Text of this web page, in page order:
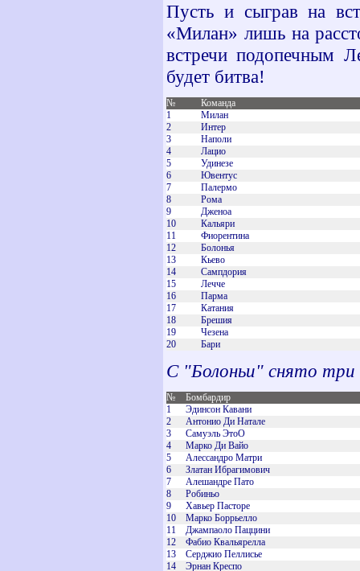
Пусть и сыграв на
«Милан» лишь на
встречи подопечным
будет битва!
№
Команда
1
Милан
2
Интер
3
Наполи
4
Лацио
5
Удинезе
6
Ювентус
7
Палермо
8
Рома
9
Дженоа
10
Кальяри
11
Фиорентина
12
Болонья
13
Кьево
14
Сампдория
15
Лечче
16
Парма
17
Катания
18
Брешия
19
Чезена
20
Бари
С "Болоньи" снято три
№
Бомбардир
1
Эдинсон Кавани
2
Антонио Ди Натале
3
Самуэль ЭтоО
4
Марко Ди Вайо
5
Алессандро Матри
6
Златан Ибрагимович
7
Алешандре Пато
8
Робиньо
9
Хавьер Пасторе
10
Марко Боррьелло
11
Джампаоло Паццини
12
Фабио Квальярелла
13
Серджио Пеллисье
14
Эрнан Креспо